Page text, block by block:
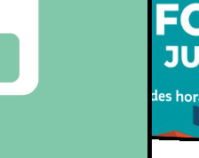
Modification temporaire des